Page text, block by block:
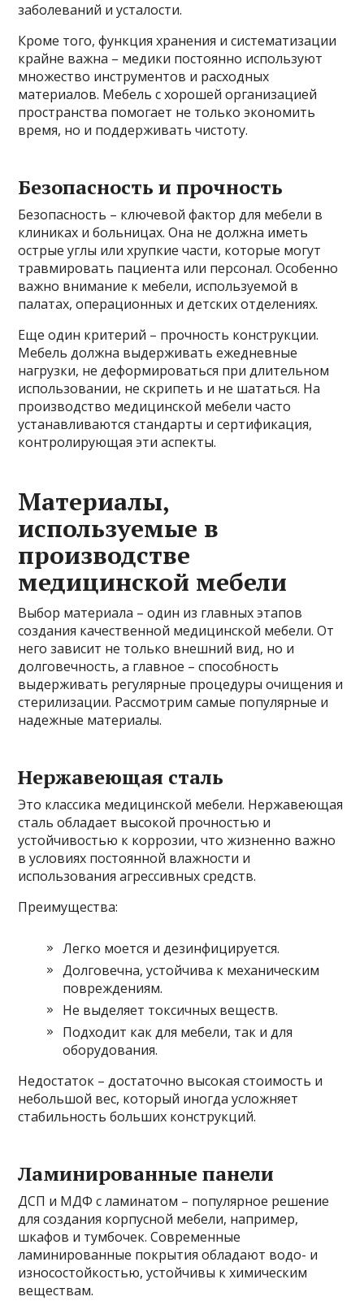
заболеваний и усталости.
Кроме того, функция хранения и систематизации
крайне важна – медики постоянно используют
множество инструментов и расходных
материалов. Мебель с хорошей организацией
пространства помогает не только экономить
время, но и поддерживать чистоту.
Безопасность и прочность
Безопасность – ключевой фактор для мебели в
клиниках и больницах. Она не должна иметь
острые углы или хрупкие части, которые могут
травмировать пациента или персонал. Особенно
важно внимание к мебели, используемой в
палатах, операционных и детских отделениях.
Еще один критерий – прочность конструкции.
Мебель должна выдерживать ежедневные
нагрузки, не деформироваться при длительном
использовании, не скрипеть и не шататься. На
производство медицинской мебели часто
устанавливаются стандарты и сертификация,
контролирующая эти аспекты.
Материалы,
используемые в
производстве
медицинской мебели
Выбор материала – один из главных этапов
создания качественной медицинской мебели. От
него зависит не только внешний вид, но и
долговечность, а главное – способность
выдерживать регулярные процедуры очищения и
стерилизации. Рассмотрим самые популярные и
надежные материалы.
Нержавеющая сталь
Это классика медицинской мебели. Нержавеющая
сталь обладает высокой прочностью и
устойчивостью к коррозии, что жизненно важно
в условиях постоянной влажности и
использования агрессивных средств.
Преимущества:
Легко моется и дезинфицируется.
Долговечна, устойчива к механическим
повреждениям.
Не выделяет токсичных веществ.
Подходит как для мебели, так и для
оборудования.
Недостаток – достаточно высокая стоимость и
небольшой вес, который иногда усложняет
стабильность больших конструкций.
Ламинированные панели
ДСП и МДФ с ламинатом – популярное решение
для создания корпусной мебели, например,
шкафов и тумбочек. Современные
ламинированные покрытия обладают водо- и
износостойкостью, устойчивы к химическим
веществам.